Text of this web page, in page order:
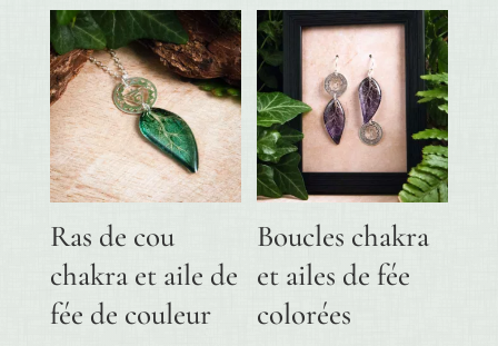
Ras de cou
chakra et aile de
fée de couleur
Boucles chakra
et ailes de fée
colorées